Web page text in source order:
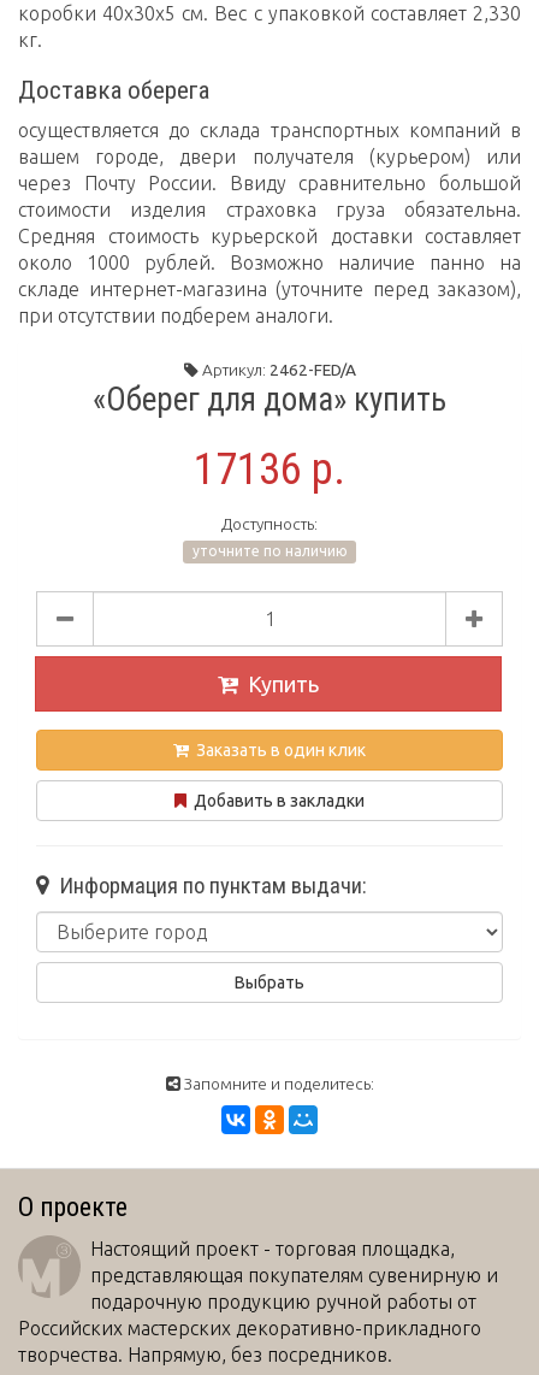
коробки 40х30х5 см. Вес с упаковкой составляет 2,330
кг.
Доставка оберега
осуществляется до склада транспортных компаний в
вашем городе, двери получателя (курьером) или
через Почту России. Ввиду сравнительно большой
стоимости изделия страховка груза обязательна.
Средняя стоимость курьерской доставки составляет
около 1000 рублей. Возможно наличие панно на
складе интернет-магазина (уточните перед заказом),
при отсутствии подберем аналоги.
Артикул: 2462-FED/A
«Оберег для дома» купить
17136 р.
Доступность:
уточните по наличию
Купить
Заказать в один клик
Добавить в закладки
Информация по пунктам выдачи:
Запомните и поделитесь:
О проекте
Настоящий проект - торговая площадка,
представляющая покупателям сувенирную и
подарочную продукцию ручной работы от
Российских мастерских декоративно-прикладного
творчества. Напрямую, без посредников.